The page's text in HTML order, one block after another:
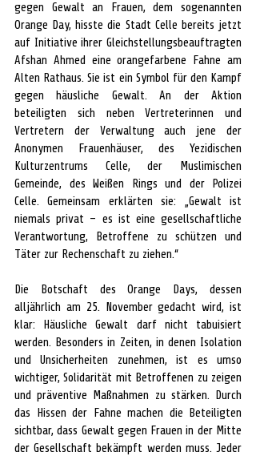
gegen Gewalt an Frauen, dem sogenannten
Orange Day, hisste die Stadt Celle bereits jetzt
auf Initiative ihrer Gleichstellungsbeauftragten
Afshan Ahmed eine orangefarbene Fahne am
Alten Rathaus. Sie ist ein Symbol für den Kampf
gegen häusliche Gewalt. An der Aktion
beteiligten sich neben Vertreterinnen und
Vertretern der Verwaltung auch jene der
Anonymen Frauenhäuser, des Yezidischen
Kulturzentrums Celle, der Muslimischen
Gemeinde, des Weißen Rings und der Polizei
Celle. Gemeinsam erklärten sie: „Gewalt ist
niemals privat – es ist eine gesellschaftliche
Verantwortung, Betroffene zu schützen und
Täter zur Rechenschaft zu ziehen.“
Die Botschaft des Orange Days, dessen
alljährlich am 25. November gedacht wird, ist
klar: Häusliche Gewalt darf nicht tabuisiert
werden. Besonders in Zeiten, in denen Isolation
und Unsicherheiten zunehmen, ist es umso
wichtiger, Solidarität mit Betroffenen zu zeigen
und präventive Maßnahmen zu stärken. Durch
das Hissen der Fahne machen die Beteiligten
sichtbar, dass Gewalt gegen Frauen in der Mitte
der Gesellschaft bekämpft werden muss. Jeder